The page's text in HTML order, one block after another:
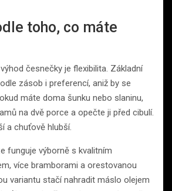
toho, co máte
česnečky je flexibilita. Základní
zásob i preferencí, aniž by se
máte doma šunku nebo slaninu,
na dvě porce a opečte ji před cibulí.
a chuťově hlubší.
funguje výborně s kvalitním
více bramborami a orestovanou
variantu stačí nahradit máslo olejem